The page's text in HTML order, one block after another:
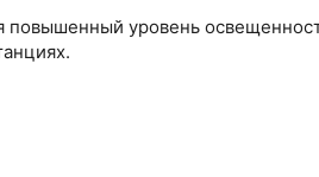
повышенный уровень